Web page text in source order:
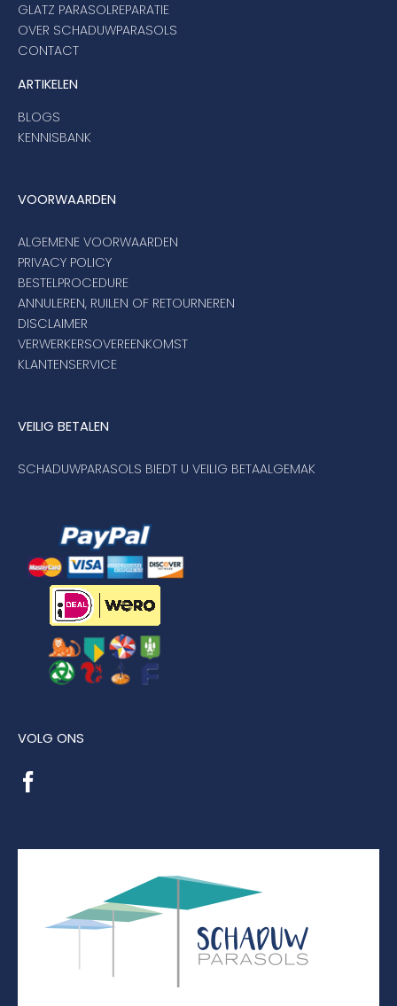
GLATZ PARASOLREPARATIE
OVER SCHADUWPARASOLS
CONTACT
ARTIKELEN
BLOGS
KENNISBANK
VOORWAARDEN
ALGEMENE VOORWAARDEN
PRIVACY POLICY
BESTELPROCEDURE
ANNULEREN, RUILEN OF RETOURNEREN
DISCLAIMER
VERWERKERSOVEREENKOMST
KLANTENSERVICE
VEILIG BETALEN
SCHADUWPARASOLS BIEDT U VEILIG BETAALGEMAK
VOLG ONS